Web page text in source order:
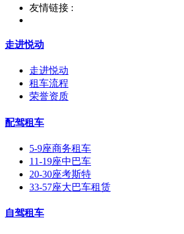
友情链接 :
走进悦动
走进悦动
租车流程
荣誉资质
配驾租车
5-9座商务租车
11-19座中巴车
20-30座考斯特
33-57座大巴车租赁
自驾租车